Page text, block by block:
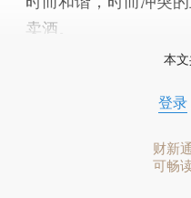
卖酒。
本
登录
财新
可畅